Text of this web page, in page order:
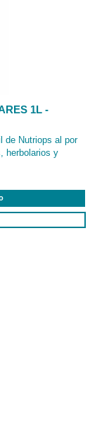
1L -
de Nutriops al por
herbolarios y